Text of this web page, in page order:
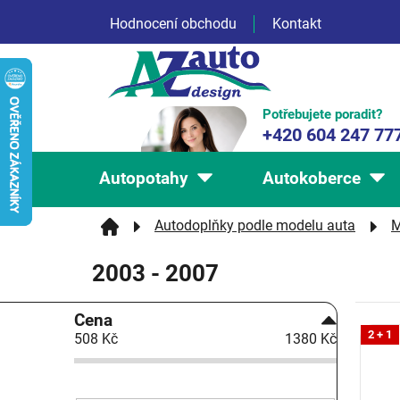
obsah
Hodnocení obchodu Kontakt
Potřebujete poradit?
+420 604 247
Autopotahy Autokoberce
Autodoplňky podle modelu auta
2003 - 2007
P
o
s
t
Cena
508 Kč 1380 Kč
V
ý
2 + 1